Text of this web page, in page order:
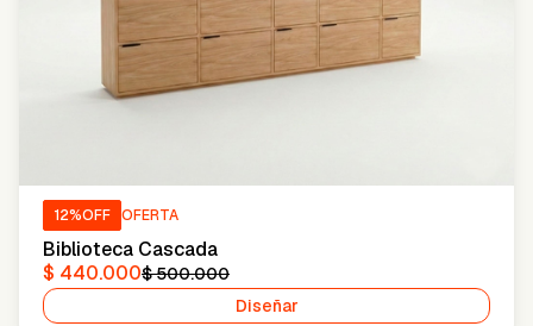
12%OFF OFERTA
Biblioteca Cascada
$ 440.000$ 500.000
Diseñar